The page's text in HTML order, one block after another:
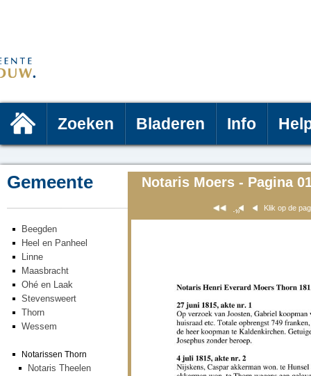
Zoeken Bladeren Info
Gemeente
Beegden
Heel en Panheel
Linne
Maasbracht
Ohé en Laak
Stevensweert
Thorn
Wessem
Notarissen Thorn
Notaris Theelen
Notaris Moers - Pagina
Klik op de